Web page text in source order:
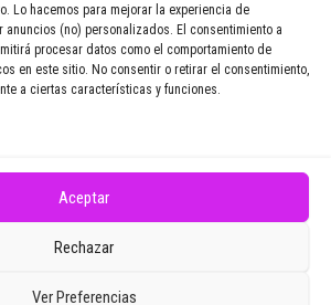
Lo hacemos para mejorar la experiencia de
anuncios (no) personalizados. El consentimiento a
procesar datos como el comportamiento de
en este sitio. No consentir o retirar el consentimiento,
a ciertas características y funciones.
Aceptar
Rechazar
Ver Preferencias
de Zoomdestinos.es